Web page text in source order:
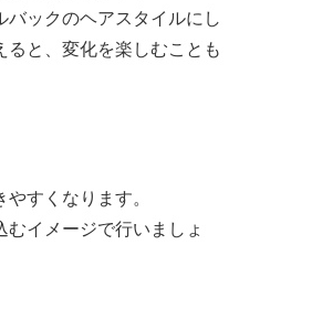
ックのヘアスタイルにし
と、変化を楽しむことも
すくなります。
イメージで行いましょ